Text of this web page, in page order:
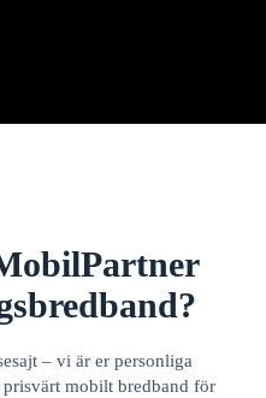
– vi är er personliga
mobilt bredband för